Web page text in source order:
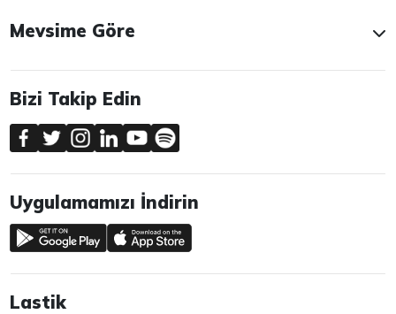
Mevsime Göre
Bizi Takip Edin
Uygulamamızı İndirin
Lastik